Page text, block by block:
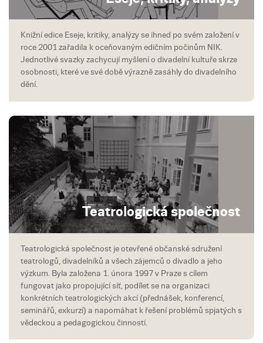
Knižní edice Eseje, kritiky, analýzy se ihned po svém založení v
roce 2001 zařadila k oceňovaným edičním počinům NIK.
Jednotlivé svazky zachycují myšlení o divadelní kultuře skrze
osobnosti, které ve své době výrazně zasáhly do divadelního
dění.
Teatrologická společnost
Teatrologická společnost je otevřené občanské sdružení
teatrologů, divadelníků a všech zájemců o divadlo a jeho
výzkum. Byla založena 1. února 1997 v Praze s cílem
fungovat jako propojující síť, podílet se na organizaci
konkrétních teatrologických akcí (přednášek, konferencí,
seminářů, exkurzí) a napomáhat k řešení problémů spjatých s
vědeckou a pedagogickou činností.